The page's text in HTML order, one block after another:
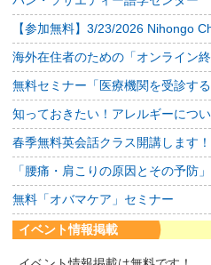
【参加無料】3/23/2026 Nihongo
海外在住者のための「オンライン
無料セミナー「医療機関を受診す
知っておきたい！アレルギーにつ
春季無料英会話クラス開講します！
「腰痛・肩こりの原因とその予防
無料「オバマケア」セミナー
イベント情報掲載